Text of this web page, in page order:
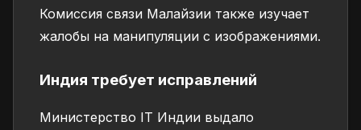
Комиссия связи Малайзии также изучает
жалобы на манипуляции с изображениями.
Индия требует исправлений
Министерство IT Индии выдало